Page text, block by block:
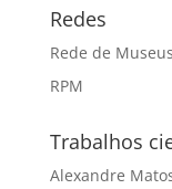
Redes
Rede de
RPM
Trabalhos
Alexandre